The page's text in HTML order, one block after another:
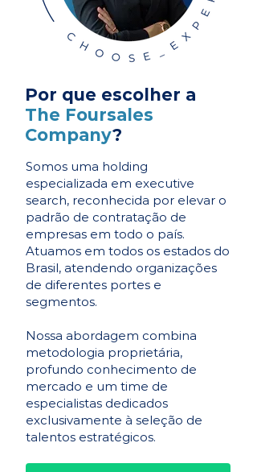
Por que escolher a
The Foursales
Company?
Somos uma holding
especializada em executive
search, reconhecida por elevar o
padrão de contratação de
empresas em todo o país.
Atuamos em todos os estados do
Brasil, atendendo organizações
de diferentes portes e
segmentos.
Nossa abordagem combina
metodologia proprietária,
profundo conhecimento de
mercado e um time de
especialistas dedicados
exclusivamente à seleção de
talentos estratégicos.